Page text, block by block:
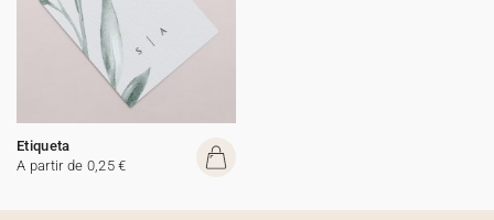
Etiqueta
A partir de 0,25 €